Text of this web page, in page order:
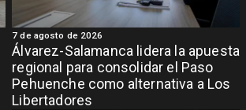
Álvarez-Salamanca lidera la apuesta
regional para consolidar el Paso
Pehuenche como alternativa a Los
Libertadores
7 de agosto de 2026